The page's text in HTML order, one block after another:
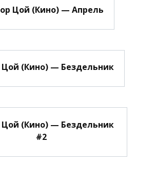
Цой (Кино) — Апрель
Цой (Кино) — Бездельник
Цой (Кино) — Бездельник
#2